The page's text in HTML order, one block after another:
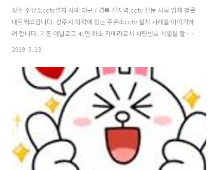
상주 주유소cctv설치 사례 대구 / 경북 전지역 cctv 전문 시공 업체 청운
네트웍스입니다. 상주시 외곽에 있는 주유소cctv 설치 사례를 이야기하
려 합니다. 기존 아날로그 41만 화소 카메라로서 차량번호 식별을 할 수
없고 사람 얼굴도 구분할 수 없었습니다. 가격도 착하고 화질 또한 좋은
각지대 없도록 카메라 렌즈를 선정하였습니다. 카메라 화각이 넓은
2.8mm렌즈와 주유소 진.출입구측에는 8.0mm 렌즈를 선정하여 주유소
옥상에 2대를 설치하였습니다. cctv는 설치 현장 노하우와 전문 지식을
가진 업체를 선정해야 합니다. 현장에 맞춤 카메라를 선정하고 사각지대
없이 카메라 대수를 줄일 수 있습니다. 설치 현장 및 환경에 따른 카메..
2019. 3. 13.